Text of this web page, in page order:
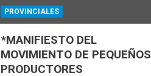
PROVINCIALES
*MANIFIESTO DEL
MOVIMIENTO DE PEQUEÑOS
PRODUCTORES